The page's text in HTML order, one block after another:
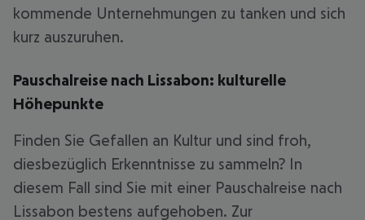
kommende Unternehmungen zu tanken und sich
kurz auszuruhen.
Pauschalreise nach Lissabon: kulturelle
Höhepunkte
Finden Sie Gefallen an Kultur und sind froh,
diesbezüglich Erkenntnisse zu sammeln? In
diesem Fall sind Sie mit einer Pauschalreise nach
Lissabon bestens aufgehoben. Zur